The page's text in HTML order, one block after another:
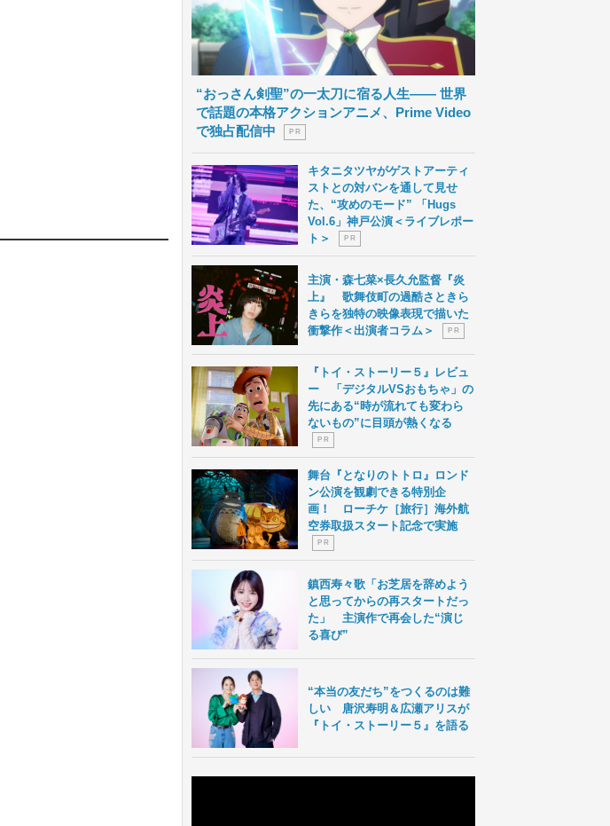
“おっさん剣聖”の一太刀に宿る人生―― 世界
で話題の本格アクションアニメ、Prime Video
で独占配信中
P R
キタニタツヤがゲストアーティ
ストとの対バンを通して見せ
た、“攻めのモード” 「Hugs
Vol.6」神戸公演＜ライブレポー
ト＞
P R
主演・森七菜×長久允監督『炎
上』 歌舞伎町の過酷さときら
きらを独特の映像表現で描いた
衝撃作＜出演者コラム＞
P R
『トイ・ストーリー５』レビュ
ー 「デジタルVSおもちゃ」の
先にある“時が流れても変わら
ないもの”に目頭が熱くなる
P R
舞台『となりのトトロ』ロンド
ン公演を観劇できる特別企
画！ ローチケ［旅行］海外航
空券取扱スタート記念で実施
P R
鎮西寿々歌「お芝居を辞めよう
と思ってからの再スタートだっ
た」 主演作で再会した“演じ
る喜び”
“本当の友だち”をつくるのは難
しい 唐沢寿明＆広瀬アリスが
『トイ・ストーリー５』を語る